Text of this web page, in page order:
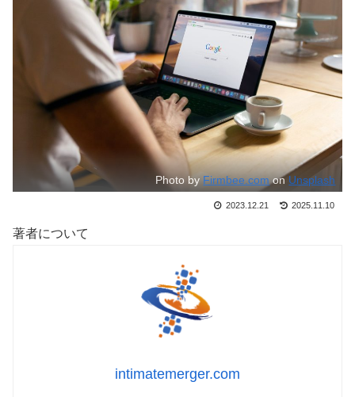
Photo byFirmbee.comonUnsplash
2023.12.21 2025.11.10
著者について
intimatemerger.com